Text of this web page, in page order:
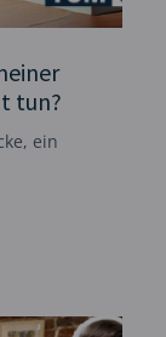
tun?
ein